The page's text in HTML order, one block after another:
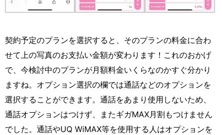
契約予定のプランを選択すると、そのプランの料金に合わ
せて上の写真のお支払い金額が変わります！これのおかげ
で、今検討中のプランが月額料金いくらなのかすぐ分かり
ますね。オプション選択の欄では通話などのオプションを
選択することができます。通話をあまり使用しないため、
通話オプションはつけず、またギガMAX月割もつけません
でした。通話やUQ WiMAX等を使用する人はオプションを